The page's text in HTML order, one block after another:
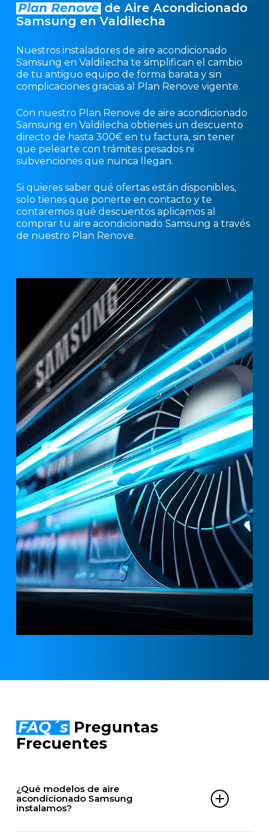
Plan Renove de Aire Acondicionado
Samsung en Valdilecha
Nuestros instaladores de aire acondicionado
Samsung en Valdilecha te simplifican el cambio
de tu antiguo equipo de forma barata y sin
complicaciones gracias al Plan Renove vigente.
Con nuestro Plan Renove de aire acondicionado
Samsung en Valdilecha obtienes un descuento
directo de hasta 300€ en tu factura, sin tener
que pelearte con trámites pesados ni
subvenciones que nunca llegan.
Si quieres saber qué ofertas están disponibles,
solo tienes que ponerte en contacto y te
contaremos qué descuentos aplicamos al
comprar tu aire acondicionado Samsung a través
de nuestro Plan Renove.
FAQ´s Preguntas
Frecuentes
¿Qué modelos de aire
acondicionado Samsung
instalamos?